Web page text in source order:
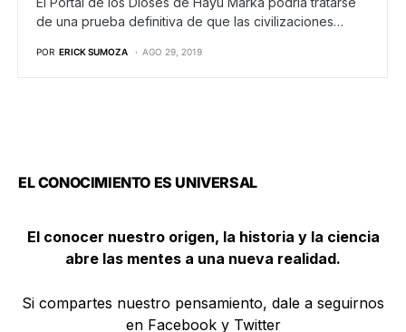
de una prueba definitiva de que las civilizaciones…
POR ERICK SUMOZA AGO 29, 2019
EL CONOCIMIENTO ES UNIVERSAL
El conocer nuestro origen, la historia y la ciencia
abre las mentes a una nueva realidad.
Si compartes nuestro pensamiento, dale a seguirnos
en Facebook y Twitter